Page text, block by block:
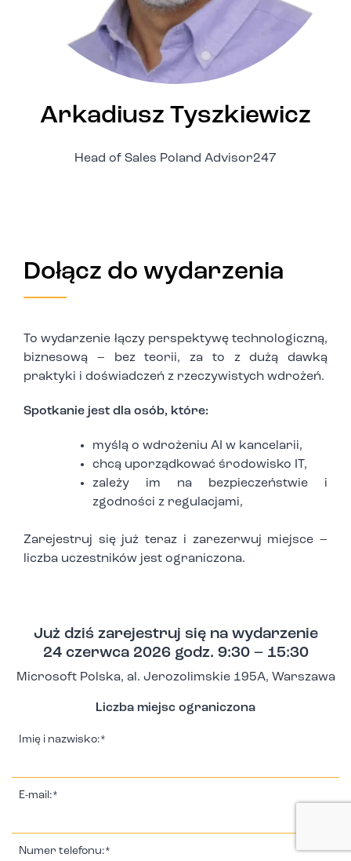
Arkadiusz Tyszkiewicz
Head of Sales Poland Advisor247
Dołącz do wydarzenia
To wydarzenie łączy perspektywę technologiczną,
biznesową – bez teorii, za to z dużą dawką
praktyki i doświadczeń z rzeczywistych wdrożeń.
Spotkanie jest dla osób, które:
myślą o wdrożeniu AI w kancelarii,
chcą uporządkować środowisko IT,
zależy im na bezpieczeństwie i
zgodności z regulacjami,
Zarejestruj się już teraz i zarezerwuj miejsce –
liczba uczestników jest ograniczona.
Już dziś zarejestruj się na wydarzenie
24 czerwca 2026 godz. 9:30 – 15:30
Microsoft Polska, al. Jerozolimskie 195A, Warszawa
Liczba miejsc ograniczona
Imię i nazwisko:*
E-mail:*
Numer telefonu:*